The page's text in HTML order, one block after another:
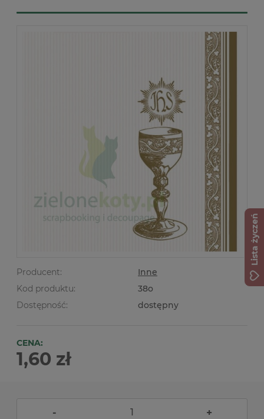
Producent:
Inne
Kod produktu:
38o
Dostępność:
dostępny
CENA:
1,60 zł
- +
Lista życzeń